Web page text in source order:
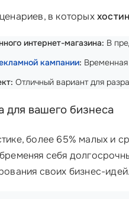
в которых
интернет-магазина: В
кампании: Временная
Отличный вариант для
для вашего бизнеса
более 65% малых и
себя
своих бизнес-идей.